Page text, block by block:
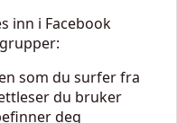
inn i Facebook
som du surfer fra
du bruker
deg